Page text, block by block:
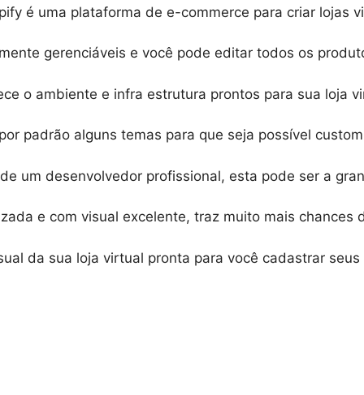
é uma plataforma de e-commerce para criar lojas
gerenciáveis e você pode editar todos os
o ambiente e infra estrutura prontos para sua loja
padrão alguns temas para que seja possível
um desenvolvedor profissional, esta pode ser a
e com visual excelente, traz muito mais chances
da sua loja virtual pronta para você cadastrar